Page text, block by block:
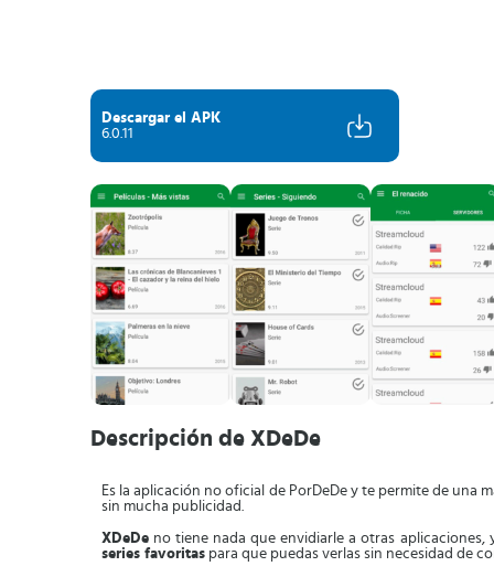
Descargar el APK
6.0.11
Descripción de XDeDe
Es la aplicación no oficial de PorDeDe y te permite de una
sin mucha publicidad.
XDeDe no tiene nada que envidiarle a otras
series favoritas para que puedas verlas sin necesidad de